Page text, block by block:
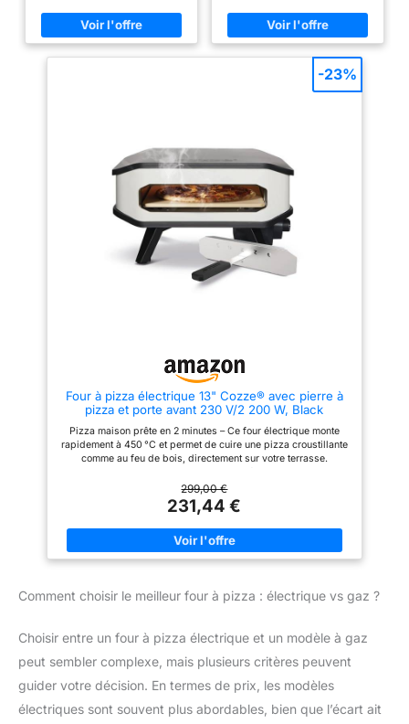
UNIFORME SANS EFFORT :
contrôlez la rotation de la pierre
à 360°C grâce à la molette,
croustillante, une pâte légère et
des ingrédients fondantspour
une explosion de saveurs! MISE
EN ROUTE ET PRÉCHAUFFAGE
RAPIDE : facile à mettre en
route, le four atteint 400°C en
seulement 15 min.
RÉPARABILITÉ 15ANS AU JUSTE
PRIX: engagement de
réparabilité 15ans au juste prix
pizza et pierre rotative en
séparément une bouteille de
gaz (propane recommandé)
adaptés, pour alimenter le four.
DESIGN COMPACT : pieds
pliables pour un transport et un
l’application gratuite MyTefal,
inclut des recettes étape par
étape, pour despizzas
recettes parfaites pour ce four
(pains, desserts…)
Allemagne, en Autriche ou en
Suisse.
France, pour une réactivité et
une confiance totales. 🔥 Pierre
tournante intégrée : rotation
pour une cuisson homogène —
fini les zones brulées d’un côté
et pâles de l’autre. ⏱️ Montée
pour une vraie expérience
pizzeria à domicile. 🪨 2 pierres
réfractaires Ø 30,5 cm + pelle à
pizza incluse : tout le matériel
nécessaire est fourni pour
démarrer immédiatement. ⚡
Puissance 4 400 W (gaz butane
ou propane) : performance
professionnelle pour usage
extérieur ou terrasse. 📐 Format
extérieures. 🔐 Sécurité
thermocouple avec coupure
de flamme : pour une utilisation
sereine. 🎉 Convivialité garantie
: parfait pour partager un
Four à pizza électrique 13" Cozze® avec pierre à
pizza et porte avant 230 V/2 200 W, Black
Pizza maison prête en 2 minutes – Ce four électrique monte
rapidement à 450 °C et permet de cuire une pizza croustillante
comme au feu de bois, directement sur votre terrasse.
laque résistante à la chaleur, vis traitées contre la rouille et
intérieur en inox SS430 pour une durabilité maximale.
Fonctionnalités professionnelles – Allumage électronique,
affichage digital de la température, bouton avec éclairage LED,
certification IPX4 pour un usage extérieur sécurisé. Chaleur
uniforme garantie – Élément chauffant circulaire pour une
avec pierre à pizza en cordiérite (34,5 x 34,5 x 1 cm), porte
299,00 €
231,44 €
-23%
Comment choisir le meilleur four à pizza : électrique vs gaz ?
Choisir entre un four à pizza électrique et un modèle à gaz
peut sembler complexe, mais plusieurs critères peuvent
guider votre décision. En termes de prix, les modèles
électriques sont souvent plus abordables, bien que l’écart ait